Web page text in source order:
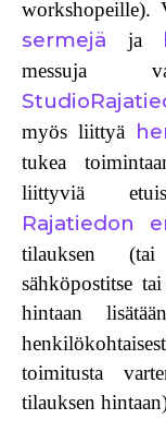
workshopeille).
sermejä ja
messuja
myös liittyä
tukea
liittyviä
Rajatiedon
tilauksen
sähköpostitse
hintaan
toimitusta
tilauksen